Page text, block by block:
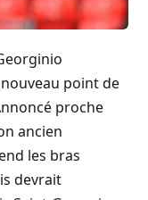
point de
proche
ancien
les bras
devrait